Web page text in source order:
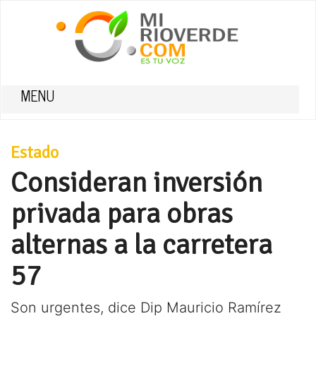
MENU
Estado
Consideran inversión
privada para obras
alternas a la carretera
57
Son urgentes, dice Dip Mauricio Ramírez